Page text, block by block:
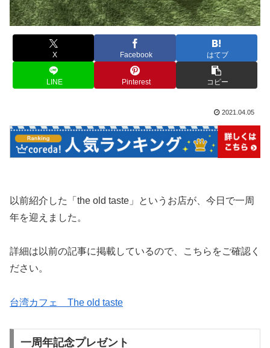
X Facebook はてブ
LINE Pinterest コピー
2021.04.05
以前紹介した「the old taste」というお店が、今日で一周
年を迎えました。
詳細は以前の記事に掲載しているので、こちらをご確認く
ださい。
台湾カフェ The old taste
一周年記念プレゼント